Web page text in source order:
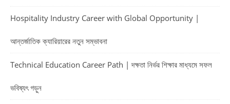
Hospitality Industry Career with Global Opportunity |
আন্তর্জাতিক ক্যারিয়ারের নতুন সম্ভাবনা
Technical Education Career Path | দক্ষতা নির্ভর শিক্ষার মাধ্যমে সফল
ভবিষ্যৎ গড়ুন